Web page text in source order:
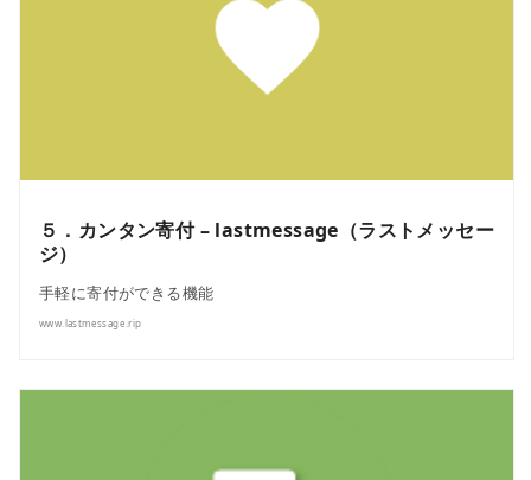
５．カンタン寄付 – lastmessage（ラストメッセー
ジ）
手軽に寄付ができる機能
www.lastmessage.rip